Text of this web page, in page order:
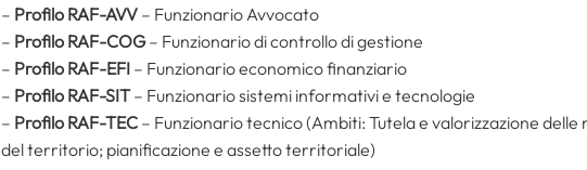
– Profilo RAF-AVV– Funzionario Avvocato
– Profilo RAF-COG– Funzionario di controllo di gestione
– Profilo RAF-EFI– Funzionario economico finanziario
– Profilo RAF-SIT– Funzionario sistemi informativi e tecnologie
– Profilo RAF-TEC– Funzionario tecnico (Ambiti: Tutela e valorizzazione
del territorio; pianificazione e assetto territoriale)